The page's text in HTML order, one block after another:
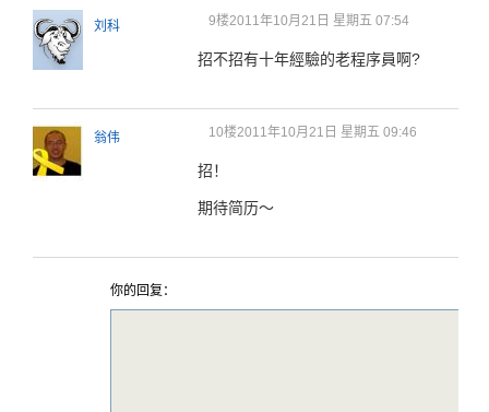
刘科 9楼2011年10月21日 星期五 07:54
招不招有十年經驗的老程序員啊?
翁伟 10楼2011年10月21日 星期五 09:46
招！
期待简历～
你的回复：